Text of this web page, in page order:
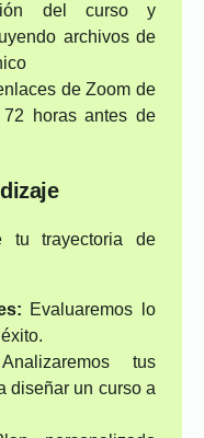
del curso y
archivos de
de Zoom de
horas antes de
tu trayectoria de
Evaluaremos lo
tus
diseñar un curso a